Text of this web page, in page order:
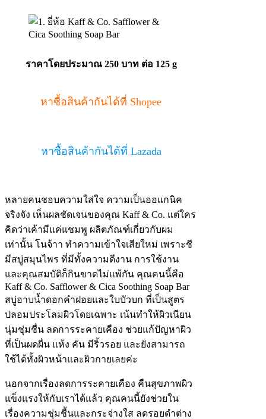
ราคาโดยประมาณ 250 บาท ต่อ 125 g
หาซื้อสินค้ากันได้ที่ Shopee
หาซื้อสินค้ากันได้ที่ Lazada
หลายคนชอบความใส่ใจ ความเป็นออแกนิค
จริงจัง เห็นผลชัดเจนของคุณ Kaff & Co. แต่ใคร
คิดว่าเค้ามีแค่แชมพู ผลิตภัณฑ์เกี่ยวกับผม
เท่านั้น โนจ้าา ทำความเข้าใจเสียใหม่ เพราะชี
มีสบู่สมุนไพร ที่มีทั้งความดีงาน การใช้งาน
และคุณสมบัติก็กินขาดไม่แพ้กัน คุณคนนี้คือ
Kaff & Co. Safflower & Cica Soothing Soap Bar
สบู่อาบน้ำดอกคำฝอยและใบบัวบก ที่เป็นสูตร
ปลอมประโลมผิวโดยเฉพาะ เน้นทำให้ผิวเนียน
นุ่มชุ่มชื่น ลดการระคายเคือง ช่วยแก้ปัญหาผิว
ที่เป็นผดผื่น แห้ง คัน มีริ้วรอย และยังสามารถ
ใช้ได้ทั้งผิวหน้าและผิวกายเลยค่ะ
นอกจากเรื่องลดการระคายเคือง คืนสุขภาพผิว
แข็งแรงให้กับเราได้แล้ว คุณคนนี้ยังช่วยใน
เรื่องความชุ่มชื้นและกระจ่างใส ลดรอยดำต่าง